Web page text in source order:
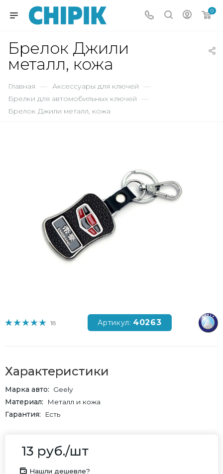
0
Брелок Джили
металл, кожа
Главная — Аксессуары для ключей —
Брелки для автомобильных ключей —
Брелок Джили металл, кожа
18 Артикул: 40263
Характеристики
Марка авто
Geely
Материал
Металл и кожа
Гарантия
Есть
13 руб./шт
Нашли дешевле?